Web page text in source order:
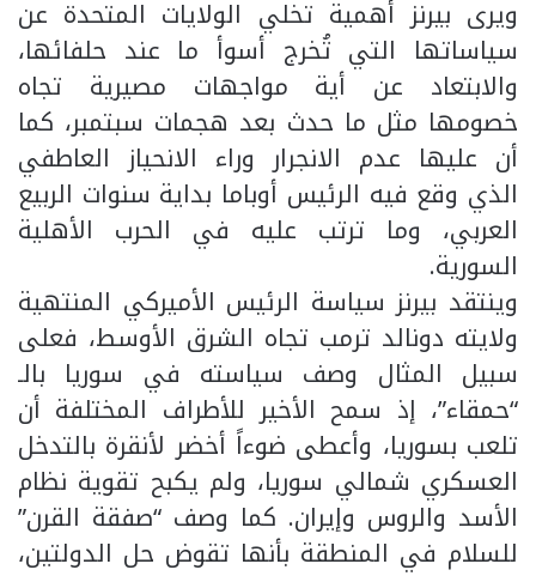
ويرى بيرنز أهمية تخلي الولايات المتحدة عن
سياساتها التي تُخرج أسوأ ما عند حلفائها،
والابتعاد عن أية مواجهات مصيرية تجاه
خصومها مثل ما حدث بعد هجمات سبتمبر، كما
أن عليها عدم الانجرار وراء الانحياز العاطفي
الذي وقع فيه الرئيس أوباما بداية سنوات الربيع
العربي، وما ترتب عليه في الحرب الأهلية
السورية.
وينتقد بيرنز سياسة الرئيس الأميركي المنتهية
ولايته دونالد ترمب تجاه الشرق الأوسط، فعلى
سبيل المثال وصف سياسته في سوريا بالـ
“حمقاء”، إذ سمح الأخير للأطراف المختلفة أن
تلعب بسوريا، وأعطى ضوءاً أخضر لأنقرة بالتدخل
العسكري شمالي سوريا، ولم يكبح تقوية نظام
الأسد والروس وإيران. كما وصف “صفقة القرن”
للسلام في المنطقة بأنها تقوض حل الدولتين،